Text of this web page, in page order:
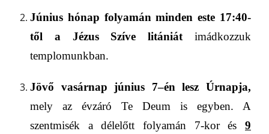
Június hónap folyamán minden este 17:40-
től a Jézus Szíve litániát imádkozzuk
templomunkban.
Jövő vasárnapjúnius 7–én lesz Úrnapja,
mely az évzáró Te Deum is egyben. A
szentmisék a délelőtt folyamán 7-kor és 9